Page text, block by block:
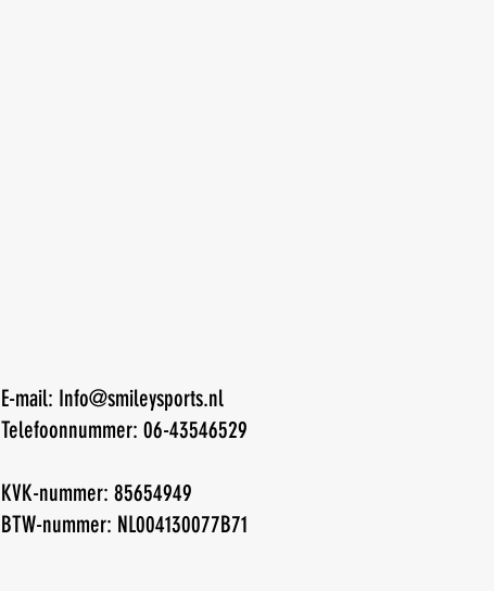
E-mail: Info@smileysports.nl
Telefoonnummer: 06-43546529
KVK-nummer: 85654949
BTW-nummer: NL004130077B71